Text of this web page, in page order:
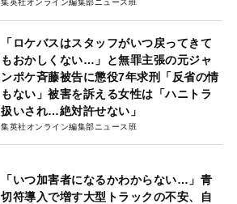
集英社オンライン編集部ニュース班
「ロケバスはスタッフがいつ戻ってきて
もおかしくない…」と無罪主張の元ジャ
ンポケ斉藤被告に懲役7年求刑「反省の情
もない」被害を訴える女性は「ハニトラ
扱いされ…絶対許せない」
集英社オンライン編集部ニュース班
「いつ加害者になるかわからない…」青
切符導入で増す大型トラックの不安、自